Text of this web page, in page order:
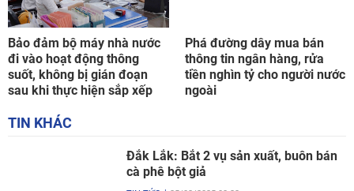
Bảo đảm bộ máy nhà nước
đi vào hoạt động thông
suốt, không bị gián đoạn
sau khi thực hiện sắp xếp
Phá đường dây mua bán
thông tin ngân hàng, rửa
tiền nghìn tỷ cho người nước
ngoài
TIN KHÁC
Đắk Lắk: Bắt 2 vụ sản xuất, buôn bán
cà phê bột giả